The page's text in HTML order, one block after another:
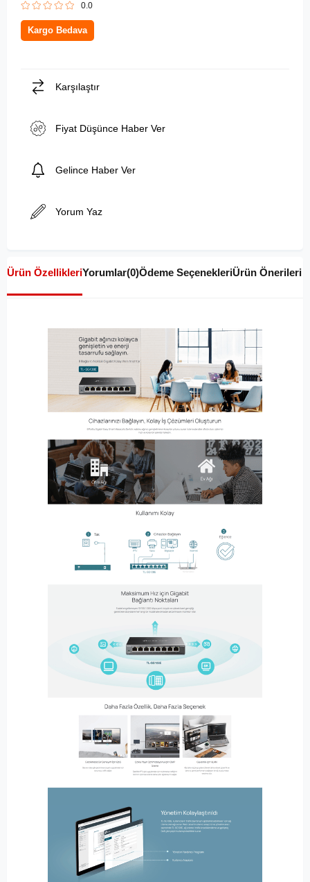
0.0
Kargo Bedava
Karşılaştır
Fiyat Düşünce Haber Ver
Gelince Haber Ver
Yorum Yaz
Ürün ÖzellikleriYorumlar(0)Ödeme SeçenekleriÜrün Önerileri